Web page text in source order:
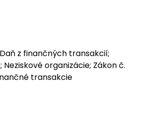
Daň z finančných transakcií;
organizácie; Zákon č.
transakcie